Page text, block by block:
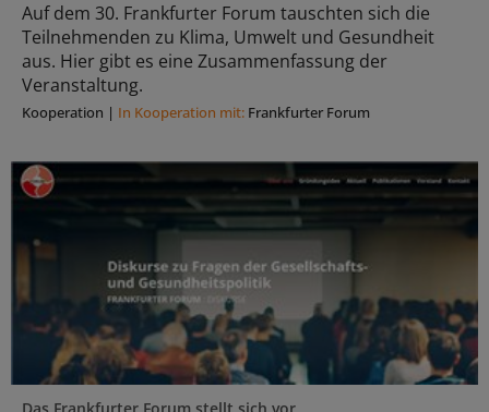
Auf dem 30. Frankfurter Forum tauschten sich die
Teilnehmenden zu Klima, Umwelt und Gesundheit
aus. Hier gibt es eine Zusammenfassung der
Veranstaltung.
Kooperation | In Kooperation mit: Frankfurter Forum
Das Frankfurter Forum stellt sich vor